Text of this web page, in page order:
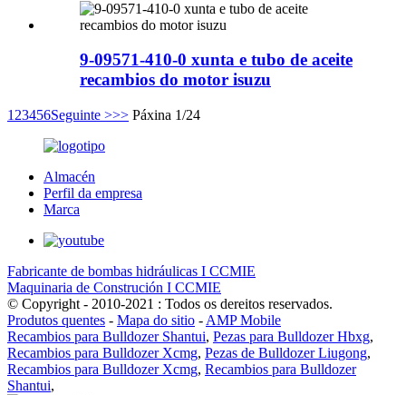
9-09571-410-0 xunta e tubo de aceite
recambios do motor isuzu
1 23456Seguinte >>> Páxina 1/24
Almacén
Perfil da empresa
Marca
Fabricante de bombas hidráulicas I CCMIE
Maquinaria de Construción I CCMIE
© Copyright - 2010-2021 : Todos os dereitos reservados.
Produtos quentes - Mapa do sitio - AMP Mobile
Recambios para Bulldozer Shantui, Pezas para Bulldozer Hbxg,
Recambios para Bulldozer Xcmg, Pezas de Bulldozer Liugong,
Recambios para Bulldozer Xcmg, Recambios para Bulldozer
Shantui,